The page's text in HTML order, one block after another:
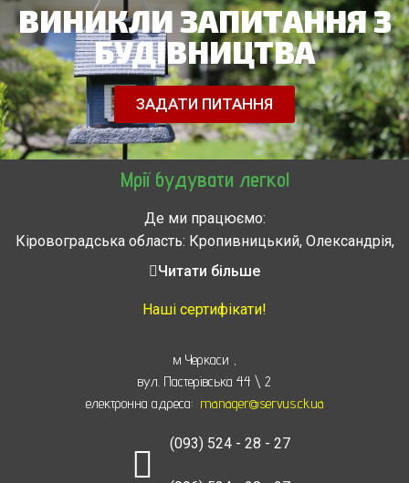
ВИНИКЛИ ЗАПИТАННЯ З
БУДІВНИЦТВА
ЗАДАТИ ПИТАННЯ
Мрії будувати легко!
Де ми працюємо:
Кіровоградська область: Кропивницький, Олександрія,
Знам’янка, Долинська, Новоархангельськ, Світловодськ
Звенигородка, Золотоноша, Каменка, Канев, Корсунь-
Монастырище, Смела, Тальное, Умань, Христиновка.
Черкассы, Чигирин, Чорнобай, Шпола
Читати більше
Наші сертифікати!
м Черкаси
вул. Пастерівська 44 \ 2
електронна адреса: manager@servus.ck.ua
(093) 524 - 28 - 27